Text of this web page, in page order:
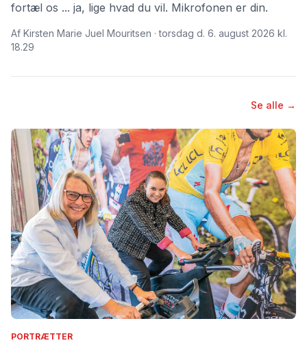
fortæl os ... ja, lige hvad du vil. Mikrofonen er din.
Af Kirsten Marie Juel Mouritsen · torsdag d. 6. august 2026 kl.
18.29
Se alle →
PORTRÆTTER